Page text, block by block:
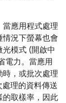
當應用程式處理
況下螢幕也會
模式 (開啟中
電力。當應用
時，或批次處理
理的資料傳送
的取樣率，因此